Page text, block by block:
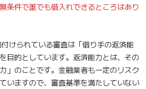
無条件で誰でも借入れできるところはあり
けられている審査は「借り手の返済能
目的としています。返済能力とは、その
」のことです。金融業者も一定のリスク
いますので、審査基準を満たしていない